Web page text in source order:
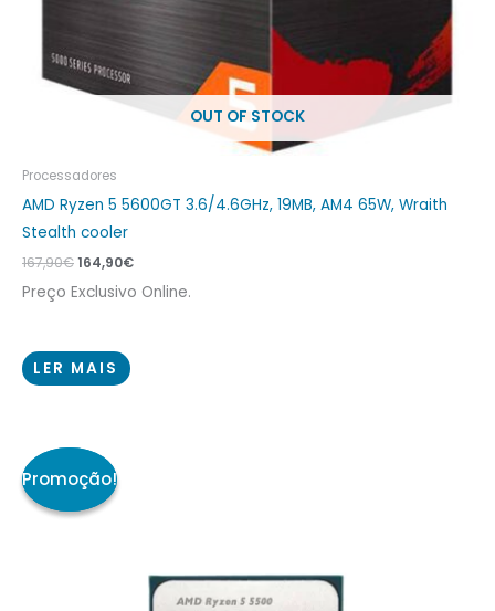
OUT OF STOCK
Processadores
AMD Ryzen 5 5600GT 3.6/4.6GHz, 19MB, AM4 65W, Wraith
Stealth cooler
167,90€164,90€
Preço Exclusivo Online.
LER MAIS
O
preço
original
era: